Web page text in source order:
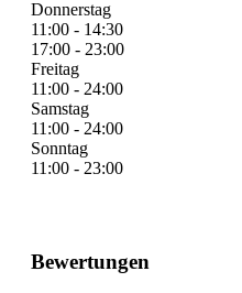
Donnerstag
11:00 - 14:30
17:00 - 23:00
Freitag
11:00 - 24:00
Samstag
11:00 - 24:00
Sonntag
11:00 - 23:00
Bewertungen